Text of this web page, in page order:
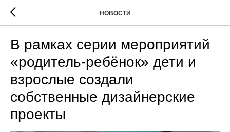
НОВОСТИ
В рамках серии мероприятий
«родитель-ребёнок» дети и
взрослые создали
собственные дизайнерские
проекты